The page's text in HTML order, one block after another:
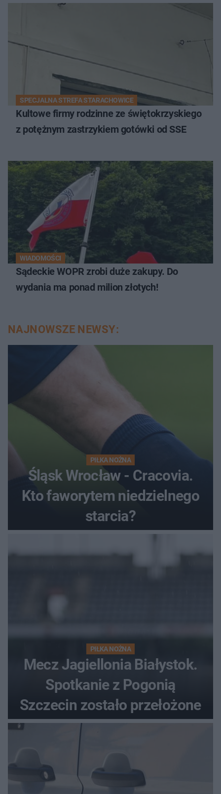
SPECJALNA STREFA STARACHOWICE
Kultowe firmy rodzinne ze świętokrzyskiego
z potężnym zastrzykiem gotówki od SSE
WIADOMOŚCI
Sądeckie WOPR zrobi duże zakupy. Do
wydania ma ponad milion złotych!
NAJNOWSZE NEWSY:
PIŁKA NOŻNA
Śląsk Wrocław - Cracovia.
Kto faworytem niedzielnego
starcia?
PIŁKA NOŻNA
Mecz Jagiellonia Białystok.
Spotkanie z Pogonią
Szczecin zostało przełożone